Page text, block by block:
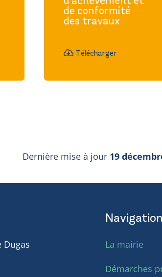
de conformité
des travaux
Télécharger
Dernière mise à jour 19
Dugas
Navigation
La mairie
Démarches